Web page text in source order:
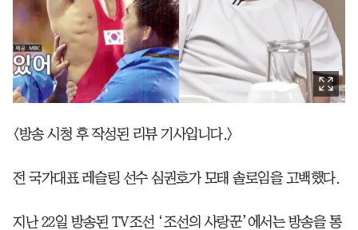
<방송 시청 후 작성된 리뷰 기사입니다.>
전 국가대표 레슬링 선수 심권호가 모태 솔로임을 고백했다.
지난 22일 방송된 TV조선 ‘조선의 사랑꾼’에서는 방송을 통